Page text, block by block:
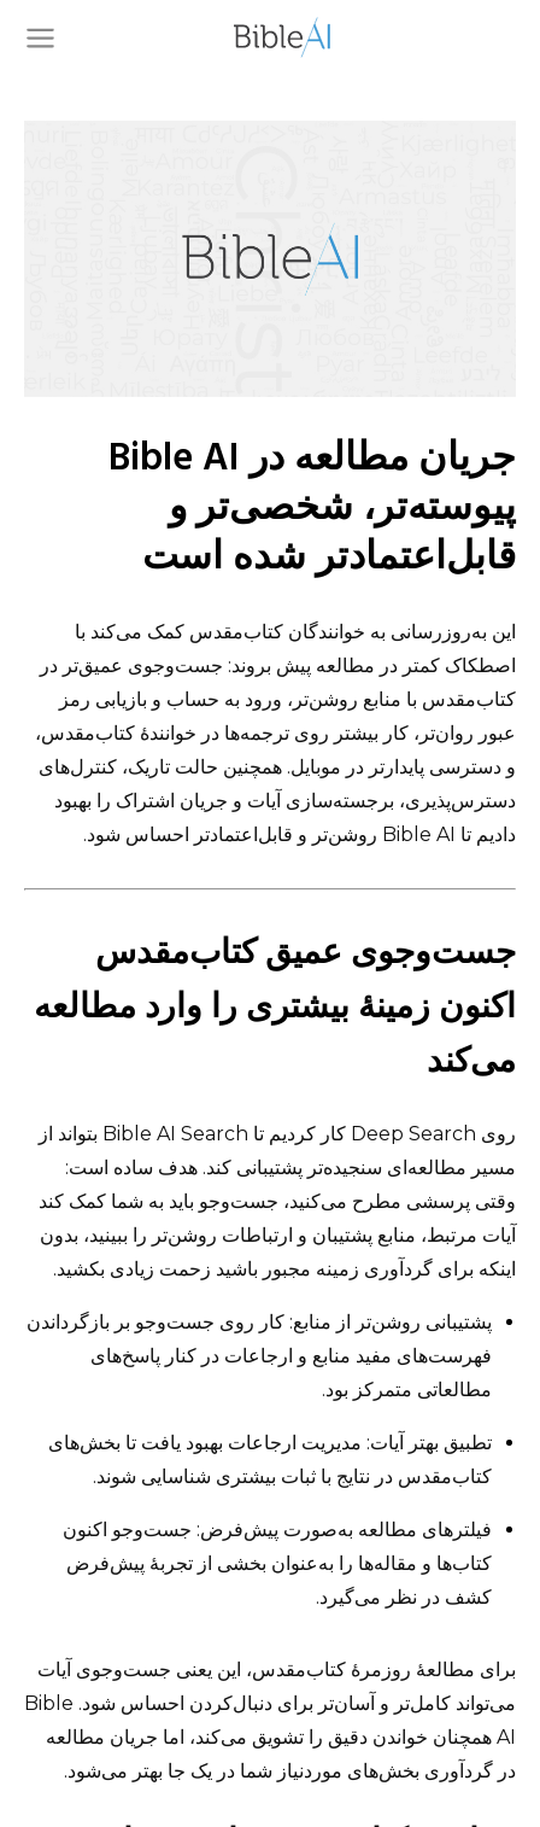
جریان مطالعه در Bible AI
پیوسته‌تر، شخصی‌تر و
قابل‌اعتمادتر شده است
این به‌روزرسانی به خوانندگان کتاب‌مقدس کمک می‌کند با
اصطکاک کمتر در مطالعه پیش بروند: جست‌وجوی عمیق‌تر در
کتاب‌مقدس با منابع روشن‌تر، ورود به حساب و بازیابی رمز
عبور روان‌تر، کار بیشتر روی ترجمه‌ها در خوانندهٔ کتاب‌مقدس،
و دسترسی پایدارتر در موبایل. همچنین حالت تاریک، کنترل‌های
دسترس‌پذیری، برجسته‌سازی آیات و جریان اشتراک را بهبود
دادیم تا Bible AI روشن‌تر و قابل‌اعتمادتر احساس شود.
جست‌وجوی عمیق کتاب‌مقدس
اکنون زمینهٔ بیشتری را وارد مطالعه
می‌کند
روی Deep Search کار کردیم تا Bible AI Search بتواند از
مسیر مطالعه‌ای سنجیده‌تر پشتیبانی کند. هدف ساده است:
وقتی پرسشی مطرح می‌کنید، جست‌وجو باید به شما کمک کند
آیات مرتبط، منابع پشتیبان و ارتباطات روشن‌تر را ببینید، بدون
اینکه برای گردآوری زمینه مجبور باشید زحمت زیادی بکشید.
پشتیبانی روشن‌تر از منابع: کار روی جست‌وجو بر بازگرداندن
فهرست‌های مفید منابع و ارجاعات در کنار پاسخ‌های
مطالعاتی متمرکز بود.
تطبیق بهتر آیات: مدیریت ارجاعات بهبود یافت تا بخش‌های
کتاب‌مقدس در نتایج با ثبات بیشتری شناسایی شوند.
فیلترهای مطالعه به‌صورت پیش‌فرض: جست‌وجو اکنون
کتاب‌ها و مقاله‌ها را به‌عنوان بخشی از تجربهٔ پیش‌فرض
کشف در نظر می‌گیرد.
برای مطالعهٔ روزمرهٔ کتاب‌مقدس، این یعنی جست‌وجوی آیات
می‌تواند کامل‌تر و آسان‌تر برای دنبال‌کردن احساس شود. Bible
AI همچنان خواندن دقیق را تشویق می‌کند، اما جریان مطالعه
در گردآوری بخش‌های موردنیاز شما در یک جا بهتر می‌شود.